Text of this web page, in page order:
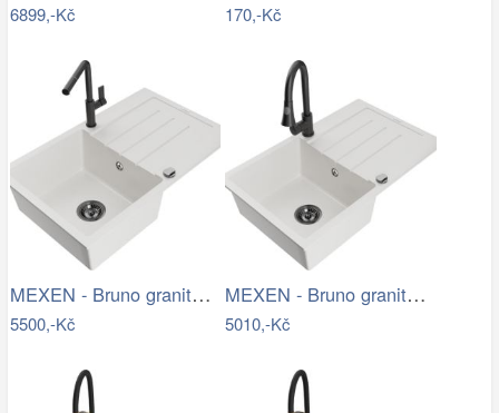
6899,-Kč 170,-Kč
MEXEN - Bruno granitový dřez 1 s…
5500,-Kč
MEXEN - Bruno granitový dřez 1 s…
5010,-Kč